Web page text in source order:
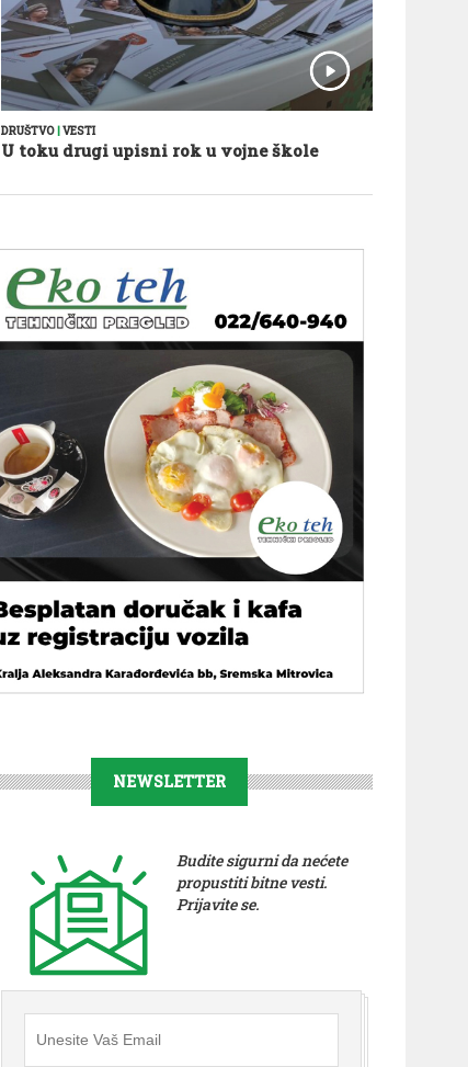
DRUŠTVO VESTI
U toku drugi upisni rok u vojne škole
NEWSLETTER
Budite sigurni da nećete
propustiti bitne vesti.
Prijavite se.